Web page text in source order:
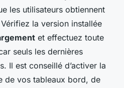
les utilisateurs obtiennent
la version installée
et effectuez toute
seuls les dernières
Il est conseillé d’activer la
de vos tableaux bord, de